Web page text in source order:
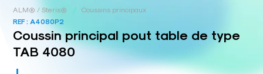
ALM® / Steris® /
Coussins principaux
REF : A4080P2
Coussin principal pout table de type
TAB 4080